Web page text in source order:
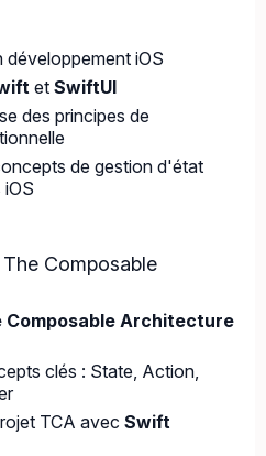
développement iOS
et SwiftUI
des principes de
de gestion d'état
Composable
Composable Architecture
clés : State, Action,
TCA avec Swift